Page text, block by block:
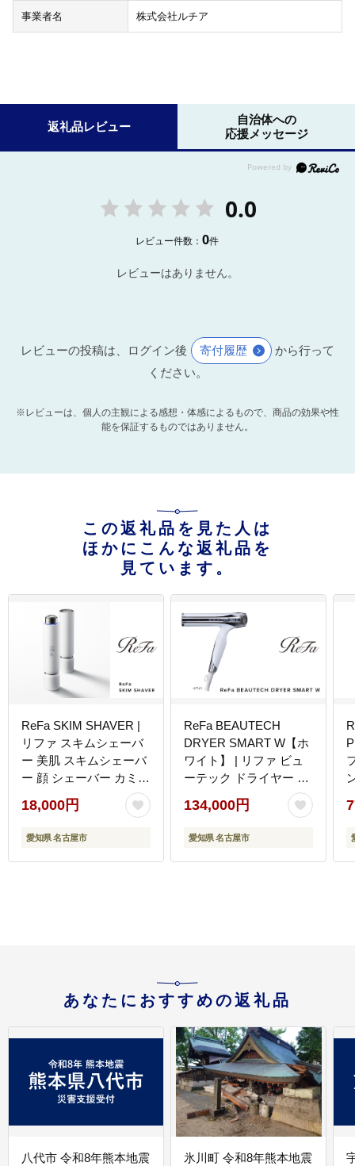
事業者名 株式会社ルチア
返礼品レビュー
自治体への
応援メッセージ
0.0
レビュー件数：0件
レビューはありません。
レビューの投稿は、ログイン後 寄付履歴
から行って
ください。
※レビューは、個人の主観による感想・体感によるもので、商品の効果や性
能を保証するものではありません。
この返礼品を見た人は
ほかにこんな返礼品を
見ています。
ReFa SKIM SHAVER |
リファ スキムシェーバ
ー 美肌 スキムシェーバ
ー 顔 シェーバー カミソ
リ 剃刀 ムダ毛 敏感肌
うぶ毛 メイクの上から
シェービングクリーム
県 名古屋市
18,000円
愛知県 名古屋市
ReFa BEAUTECH
DRYER SMART W【ホ
ワイト】 | リファ ビュ
ーテック ドライヤー ス
マートダブル 1年保証
海外対応 引っ越し 新居
海外対応 折り畳み コン
ヘアケア 人気 おすすめ
134,000円
愛知県 名古屋市
あなたにおすすめの返礼品
八代市 令和8年熊本地震
氷川町 令和8年熊本地震